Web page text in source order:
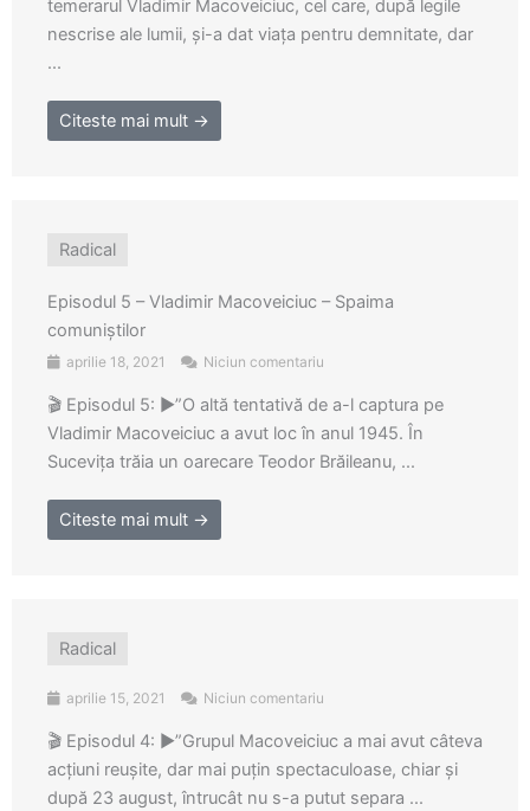
temerarul Vladimir Macoveiciuc, cel care, după legile
nescrise ale lumii, şi-a dat viaţa pentru demnitate, dar
...
Citeste mai mult →
Radical
Episodul 5 – Vladimir Macoveiciuc – Spaima
comuniștilor
aprilie 18, 2021 Niciun comentariu
🎬 Episodul 5: ▶️”O altă tentativă de a-l captura pe
Vladimir Macoveiciuc a avut loc în anul 1945. În
Suceviţa trăia un oarecare Teodor Brăileanu, ...
Citeste mai mult →
Radical
aprilie 15, 2021 Niciun comentariu
🎬 Episodul 4: ▶️”Grupul Macoveiciuc a mai avut câteva
acţiuni reuşite, dar mai puţin spectaculoase, chiar şi
după 23 august, întrucât nu s-a putut separa ...